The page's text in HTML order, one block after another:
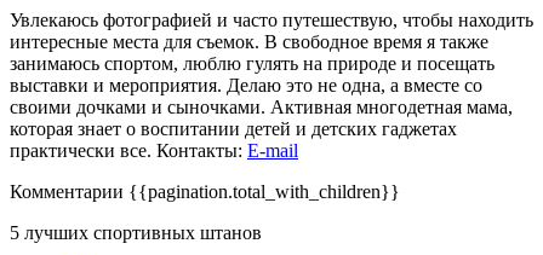
Увлекаюсь фотографией и часто путешествую, чтобы находить
интересные места для съемок. В свободное время я также
занимаюсь спортом, люблю гулять на природе и посещать
выставки и мероприятия. Делаю это не одна, а вместе со
своими дочками и сыночками. Активная многодетная мама,
которая знает о воспитании детей и детских гаджетах
практически все. Контакты: E-mail
Комментарии {{pagination.total_with_children}}
5 лучших спортивных штанов